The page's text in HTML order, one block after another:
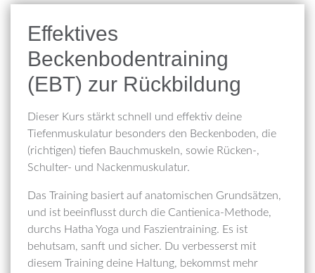
Effektives
Beckenbodentraining
(EBT) zur Rückbildung
Dieser Kurs stärkt schnell und effektiv deine
Tiefenmuskulatur besonders den Beckenboden, die
(richtigen) tiefen Bauchmuskeln, sowie Rücken-,
Schulter- und Nackenmuskulatur.
Das Training basiert auf anatomischen Grundsätzen,
und ist beeinflusst durch die Cantienica-Methode,
durchs Hatha Yoga und Faszientraining. Es ist
behutsam, sanft und sicher. Du verbesserst mit
diesem Training deine Haltung, bekommst mehr